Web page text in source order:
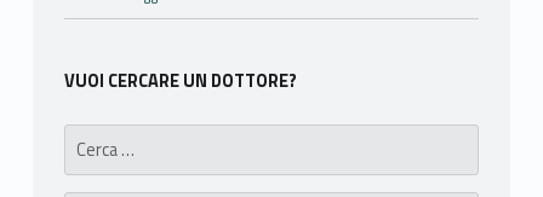
VUOI CERCARE UN DOTTORE?